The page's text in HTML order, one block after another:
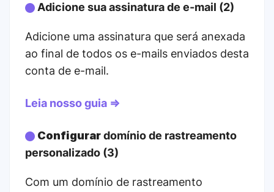
Adicione sua assinatura de e-mail (2)
Adicione uma assinatura que será anexada
ao final de todos os e-mails enviados desta
conta de e-mail.
Leia nosso guia ⇒
Configurardomínio de rastreamento
personalizado (3)
Com um domínio de rastreamento